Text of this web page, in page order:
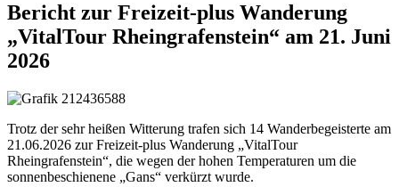
Bericht zur Freizeit-plus Wanderung
„VitalTour Rheingrafenstein“ am 21. Juni
2026
Trotz der sehr heißen Witterung trafen sich 14 Wanderbegeisterte am
21.06.2026 zur Freizeit-plus Wanderung „VitalTour
Rheingrafenstein“, die wegen der hohen Temperaturen um die
sonnenbeschienene „Gans“ verkürzt wurde.